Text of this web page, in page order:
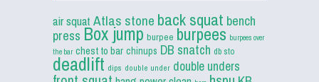
air squat Atlas stone back squat bench
press Box jump burpee burpees burpees over
the bar chest to bar chinups DB snatch db sto
deadlift dips double under double unders